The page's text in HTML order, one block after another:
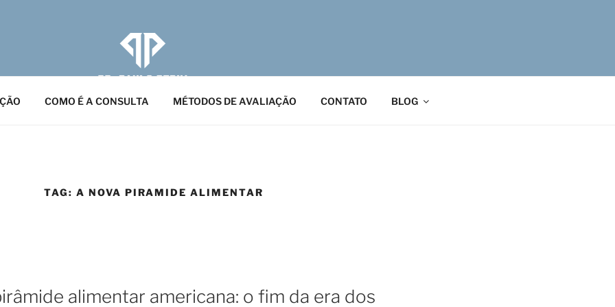
RQE: 124799 | Medicina Esportiva RQE: 124800
COMO É A CONSULTA MÉTODOS DE AVALIAÇÃO CONTATO BLOG
TAG: A NOVA PIRAMIDE ALIMENTAR
alimentar americana: o fim da era dos